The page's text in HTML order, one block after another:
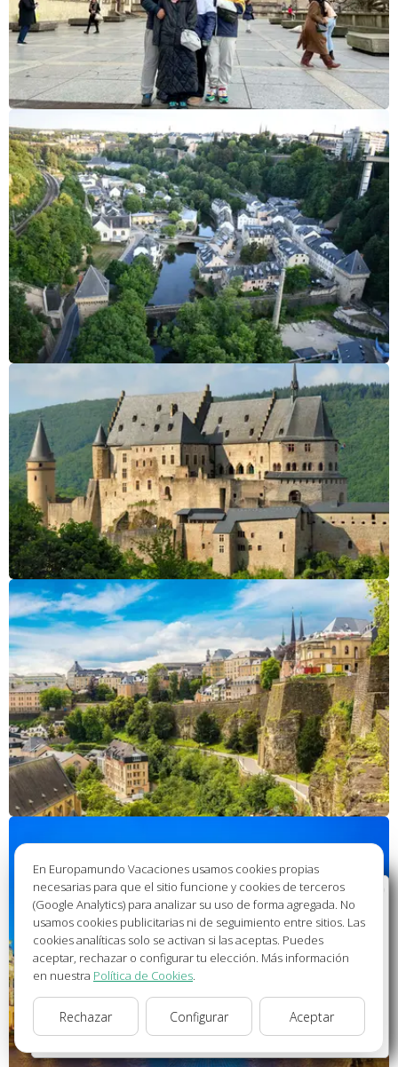
Bienvenido a Europamundo Vacaciones, está usted
en el sitio internacional de:
Wellcome to Europamundo Vacations, your in the
international site of:
España
cambiar/change
En Europamundo Vacaciones usamos cookies propias
necesarias para que el sitio funcione y cookies de terceros
(Google Analytics) para analizar su uso de forma agregada. No
usamos cookies publicitarias ni de seguimiento entre sitios. Las
cookies analíticas solo se activan si las aceptas. Puedes
aceptar, rechazar o configurar tu elección. Más información
en nuestra Política de Cookies.
Rechazar Configurar Aceptar